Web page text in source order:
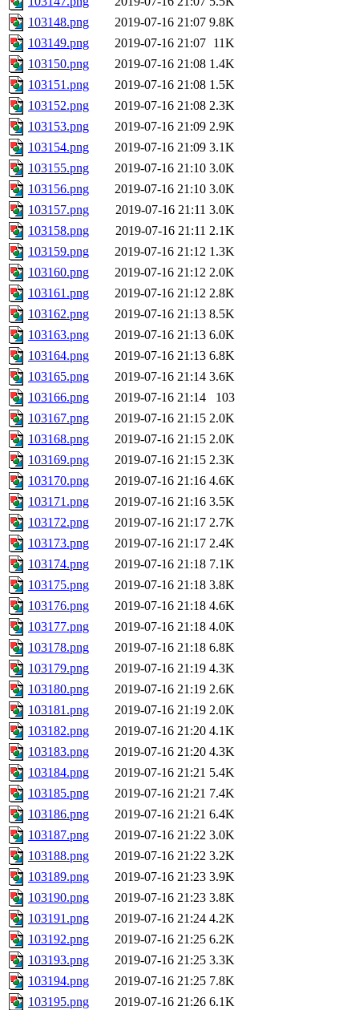
103148.png
2019-07-16 21:07 9.8K
103149.png
2019-07-16 21:07 11K
103150.png
2019-07-16 21:08 1.4K
103151.png
2019-07-16 21:08 1.5K
103152.png
2019-07-16 21:08 2.3K
103153.png
2019-07-16 21:09 2.9K
103154.png
2019-07-16 21:09 3.1K
103155.png
2019-07-16 21:10 3.0K
103156.png
2019-07-16 21:10 3.0K
103157.png
2019-07-16 21:11 3.0K
103158.png
2019-07-16 21:11 2.1K
103159.png
2019-07-16 21:12 1.3K
103160.png
2019-07-16 21:12 2.0K
103161.png
2019-07-16 21:12 2.8K
103162.png
2019-07-16 21:13 8.5K
103163.png
2019-07-16 21:13 6.0K
103164.png
2019-07-16 21:13 6.8K
103165.png
2019-07-16 21:14 3.6K
103166.png
2019-07-16 21:14
103
103167.png
2019-07-16 21:15 2.0K
103168.png
2019-07-16 21:15 2.0K
103169.png
2019-07-16 21:15 2.3K
103170.png
2019-07-16 21:16 4.6K
103171.png
2019-07-16 21:16 3.5K
103172.png
2019-07-16 21:17 2.7K
103173.png
2019-07-16 21:17 2.4K
103174.png
2019-07-16 21:18 7.1K
103175.png
2019-07-16 21:18 3.8K
103176.png
2019-07-16 21:18 4.6K
103177.png
2019-07-16 21:18 4.0K
103178.png
2019-07-16 21:18 6.8K
103179.png
2019-07-16 21:19 4.3K
103180.png
2019-07-16 21:19 2.6K
103181.png
2019-07-16 21:19 2.0K
103182.png
2019-07-16 21:20 4.1K
103183.png
2019-07-16 21:20 4.3K
103184.png
2019-07-16 21:21 5.4K
103185.png
2019-07-16 21:21 7.4K
103186.png
2019-07-16 21:21 6.4K
103187.png
2019-07-16 21:22 3.0K
103188.png
2019-07-16 21:22 3.2K
103189.png
2019-07-16 21:23 3.9K
103190.png
2019-07-16 21:23 3.8K
103191.png
2019-07-16 21:24 4.2K
103192.png
2019-07-16 21:25 6.2K
103193.png
2019-07-16 21:25 3.3K
103194.png
2019-07-16 21:25 7.8K
103195.png
2019-07-16 21:26 6.1K